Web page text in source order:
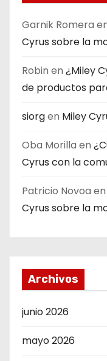
Garnik Romera
Cyrus sobre la
Robin en ¿Miley
de productos
siorgen Miley
Oba Morilla en
Cyrus con la
Patricio Novoa en
Cyrus sobre la
Archivos
junio 2026
mayo 2026